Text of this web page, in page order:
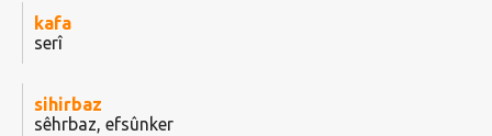
kafa
serî
sihirbaz
sêhrbaz, efsûnker